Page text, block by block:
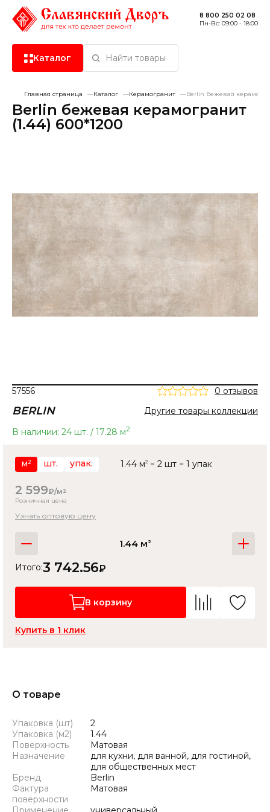
8 800 250 02 08
Пн-Вс: 09:00 - 18:00
Каталог Найти товары
Керамическая плитка
Сухие смеси
Главная страница Каталог Керамогранит Berlin бежевая
Berlin бежевая керамогранит
(1.44) 600*1200
57556 0 отзывов
BERLIN
Другие товары коллекции
В наличии: 24 шт. / 17.28 м2
м2 шт. упак. 1.44 м2 = 2 шт = 1 упак
2 599₽/м2
Розничная цена
Узнать оптовую цену
1.44 м 2
Итого:3 742.56₽
В корзину
Купить в 1 клик
О товаре
Упаковка (шт)
2
Упаковка (м2)
1.44
Поверхность
Матовая
Назначение
для кухни, для ванной, для гостиной,
для общественных мест
Бренд
Berlin
Фактура
поверхности
Матовая